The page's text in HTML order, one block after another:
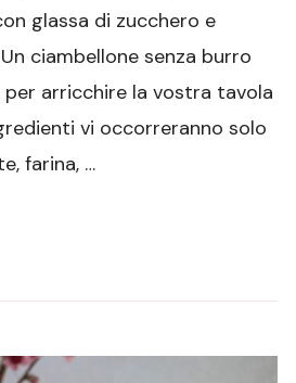
super
soffice
glassa di zucchero e
ciambellone senza burro
arricchire la vostra tavola
vi occorreranno solo
farina, …